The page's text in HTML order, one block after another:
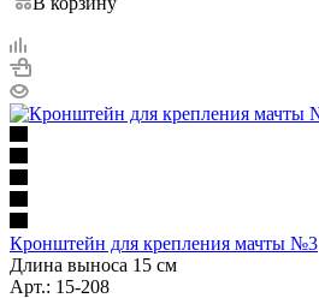
Кронштейн для крепления мачты №3
Длина выноса 15 см
Арт.: 15-208